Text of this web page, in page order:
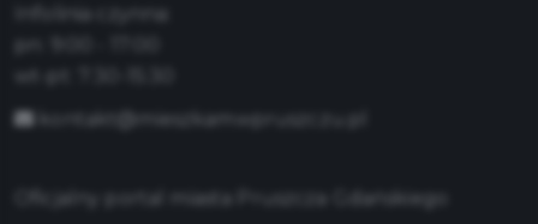
Infolinia czynna:
kontakt@mieszkamwpruszczu.pl
Oficjalny portal miasta Pruszcza Gdańskiego